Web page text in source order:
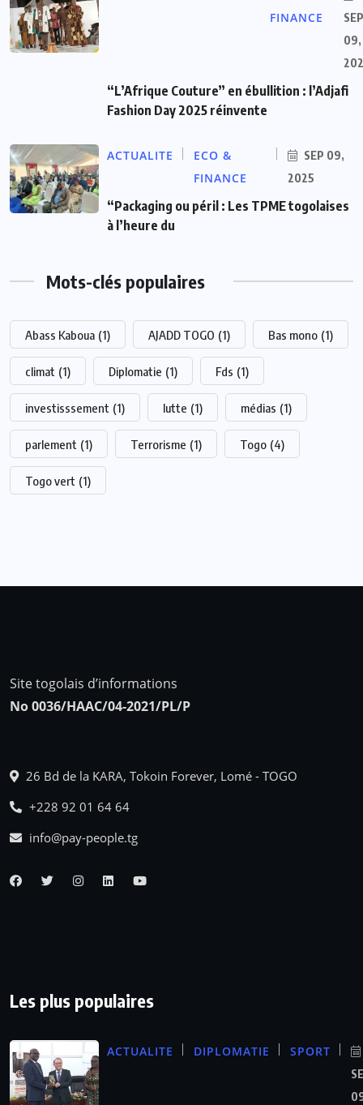
FINANCE
SEP
09,
“L’Afrique Couture” en ébullition : l’Adjafi
Fashion Day 2025 réinvente
ACTUALITE
ECO &
FINANCE
SEP 09,
2025
“Packaging ou péril : Les TPME togolaises
à l’heure du
Mots-clés populaires
Abass Kaboua (1) AJADD TOGO (1) Bas mono (1)
climat (1) Diplomatie (1) Fds (1)
investisssement (1) lutte (1) médias (1)
parlement (1) Terrorisme (1) Togo (4)
Togo vert (1)
Site togolais d’informations
No 0036/HAAC/04-2021/PL/P
26 Bd de la KARA, Tokoin Forever, Lomé - TOGO
+228 92 01 64 64
info@pay-people.tg
Les plus populaires
ACTUALITE DIPLOMATIE SPORT